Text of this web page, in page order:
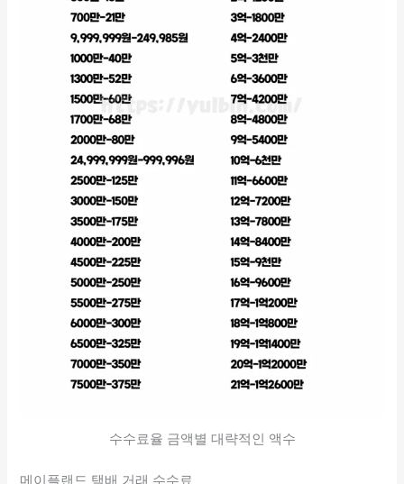
수수료율 금액별 대략적인 액수
메이플랜드 택배 거래 수수료